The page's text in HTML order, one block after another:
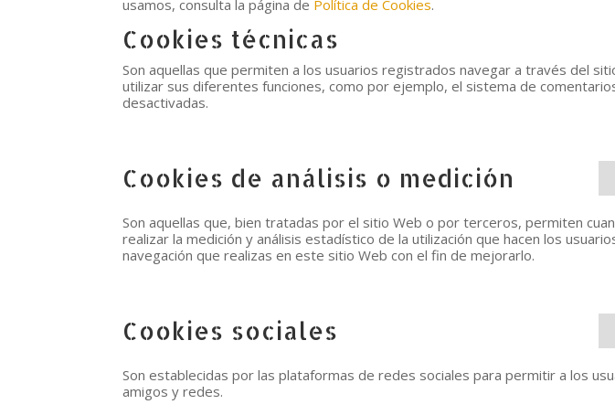
usamos, consulta la página de Política de Cookies.
Cookies técnicas
Son aquellas que permiten a los usuarios registrados navegar a través del
utilizar sus diferentes funciones, como por ejemplo, el sistema de
desactivadas.
Cookies de análisis o medición
Son aquellas que, bien tratadas por el sitio Web o por terceros, permiten
realizar la medición y análisis estadístico de la utilización que hacen los
navegación que realizas en este sitio Web con el fin de mejorarlo.
Cookies sociales
Son establecidas por las plataformas de redes sociales para permitir a los
amigos y redes.